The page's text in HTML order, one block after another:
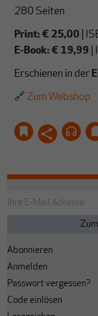
280 Seiten
Print: € 25,00 |
E-Book: € 19,99
Erschienen in der
🔗 Zum Webshop
Abonnieren
Anmelden
Passwort vergessen?
Code einlösen